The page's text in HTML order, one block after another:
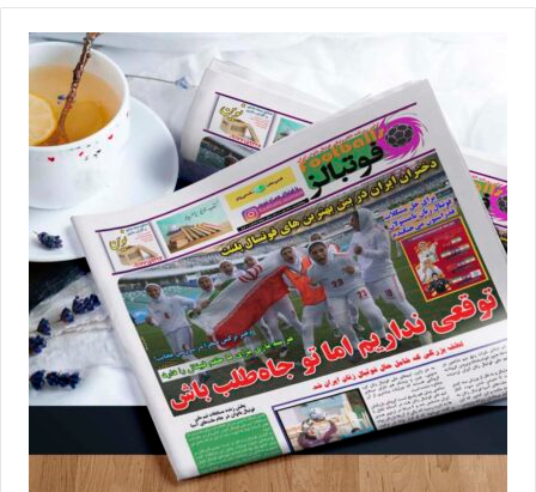
در این فصل قضاوت های داوران به شدت مورد اعتراض مربیان و
بازیکنان بوده است و هرچه به آخر نزدیک تر می شویم اعتراضات هم
بیشتر می شود. مشخص نیست کمیته داوران چه برنامه ای برای داوران
دارد اما چیزی که مشخص است، داوران می توانند تکلیف قهرمان یا
سقوط کننده ها را مشخص کنند.
💻منبع:فوتبالی 📸عکس:کیمیا قاسم زاده
با فوتبالز همراه شوید◾️فوتبالز را در اینستاگرام دنبال کنید
footballs.women@
برچسب ها فوتبال زنان لیگ برتر